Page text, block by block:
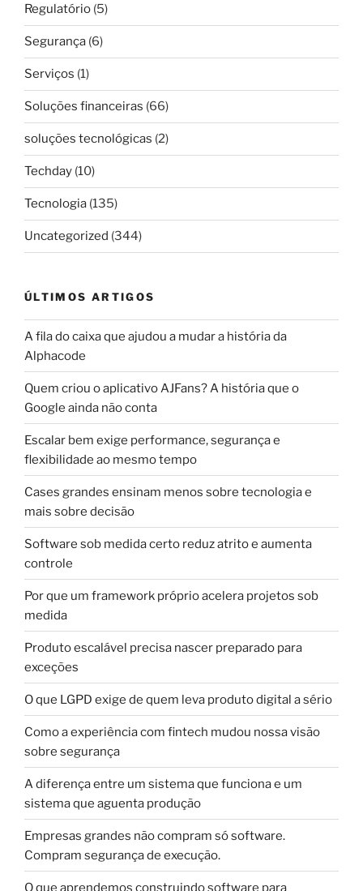
Regulatório (5)
Segurança (6)
Serviços (1)
Soluções financeiras (66)
soluções tecnológicas (2)
Techday (10)
Tecnologia (135)
Uncategorized (344)
ÚLTIMOS ARTIGOS
A fila do caixa que ajudou a mudar a história da
Alphacode
Quem criou o aplicativo AJFans? A história que o
Google ainda não conta
Escalar bem exige performance, segurança e
flexibilidade ao mesmo tempo
Cases grandes ensinam menos sobre tecnologia e
mais sobre decisão
Software sob medida certo reduz atrito e aumenta
controle
Por que um framework próprio acelera projetos sob
medida
Produto escalável precisa nascer preparado para
exceções
O que LGPD exige de quem leva produto digital a sério
Como a experiência com fintech mudou nossa visão
sobre segurança
A diferença entre um sistema que funciona e um
sistema que aguenta produção
Empresas grandes não compram só software.
Compram segurança de execução.
O que aprendemos construindo software para